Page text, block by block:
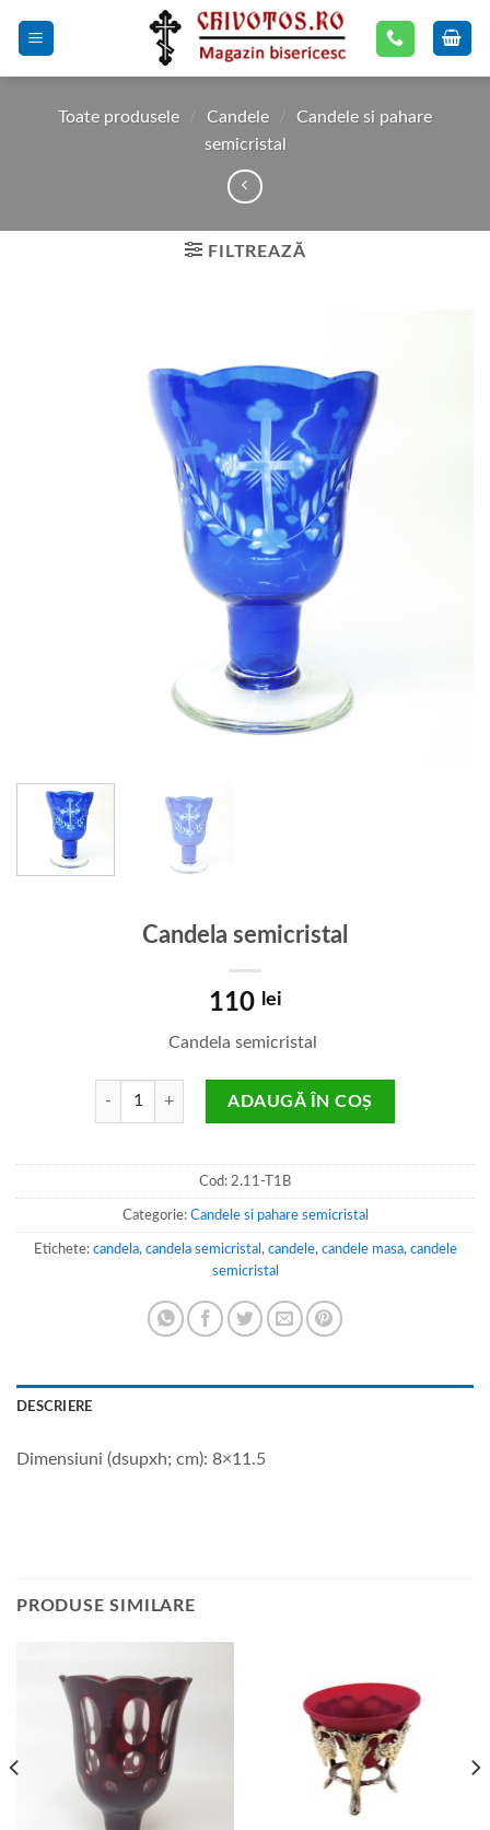
Toate produsele / Candele /
Candele si pahare
semicristal
FILTREAZĂ
Candela semicristal
110 lei
Candela semicristal
Cantitate Candela semicristal
ADAUGĂ ÎN COȘ
Cod: 2.11-T1B
Categorie: Candele si pahare semicristal
Etichete: candela, candela semicristal , candele, candele masa, candele
semicristal
DESCRIERE
Dimensiuni (dsupxh; cm): 8×11.5
PRODUSE SIMILARE